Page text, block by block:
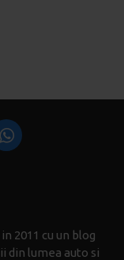
2011 cu un blog
din lumea auto si